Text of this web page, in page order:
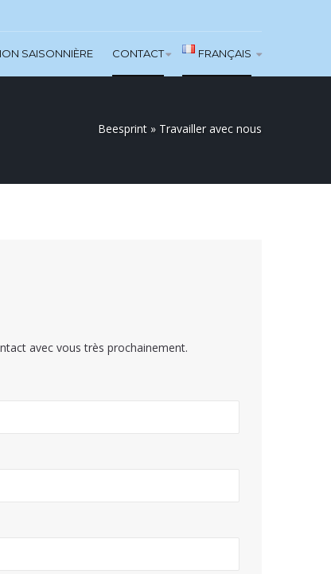
SAISONNIÈRE CONTACT FRANÇAIS
Beesprint » Travailler avec nous
avec vous très prochainement.